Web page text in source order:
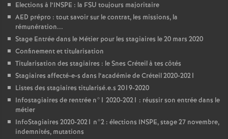
Elections à l’INSPE : la FSU toujours majoritaire
AED prépro : tout savoir sur le contrat, les missions, la
rémunération...
Stage Entrée dans le Métier pour les stagiaires le 20 mars 2020
Confinement et titularisation
Titularisation des stagiaires : le Snes Créteil à tes côtés
Stagiaires affecté-e-s dans l’académie de Créteil 2020-2021
Listes des stagiaires titularisé.e.s 2019-2020
Infostagiaires de rentrée n°1 2020-2021 : réussir son entrée dans le
métier
InfoStagiaires 2020-2021 n°2 : élections INSPE, stage 27 novembre,
indemnités, mutations